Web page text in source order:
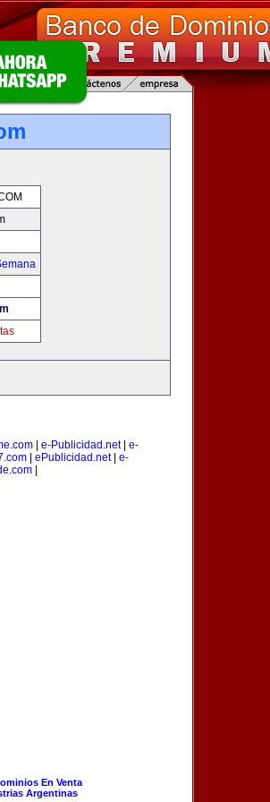
| e-Publicidad.net| e-
ePublicidad.net| e-
|
En Venta
Argentinas